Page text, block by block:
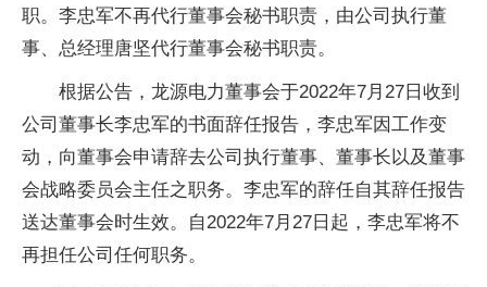
职。李忠军不再代行董事会秘书职责，由公司执行董
事、总经理唐坚代行董事会秘书职责。
根据公告，龙源电力董事会于2022年7月27日收到
公司董事长李忠军的书面辞任报告，李忠军因工作变
动，向董事会申请辞去公司执行董事、董事长以及董事
会战略委员会主任之职务。李忠军的辞任自其辞任报告
送达董事会时生效。自2022年7月27日起，李忠军将不
再担任公司任何职务。